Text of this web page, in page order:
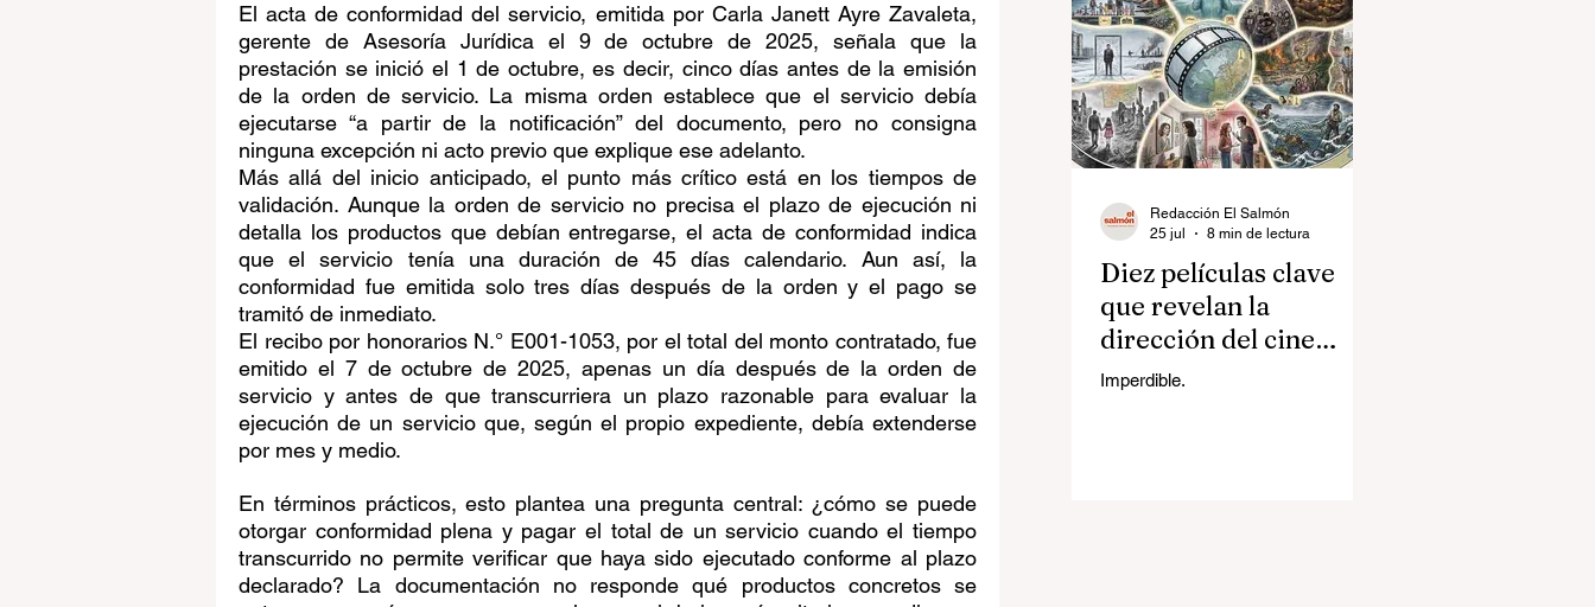
El acta de conformidad del servicio, emitida por Carla Janett Ayre Zavaleta,
gerente de Asesoría Jurídica el 9 de octubre de 2025, señala que la
prestación se inició el 1 de octubre, es decir, cinco días antes de la emisión
de la orden de servicio. La misma orden establece que el servicio debía
ejecutarse “a partir de la notificación” del documento, pero no consigna
ninguna excepción ni acto previo que explique ese adelanto.
Más allá del inicio anticipado, el punto más crítico está en los tiempos de
validación. Aunque la orden de servicio no precisa el plazo de ejecución ni
detalla los productos que debían entregarse, el acta de conformidad indica
que el servicio tenía una duración de 45 días calendario. Aun así, la
conformidad fue emitida solo tres días después de la orden y el pago se
tramitó de inmediato.
El recibo por honorarios N.° E001-1053, por el total del monto contratado, fue
emitido el 7 de octubre de 2025, apenas un día después de la orden de
servicio y antes de que transcurriera un plazo razonable para evaluar la
ejecución de un servicio que, según el propio expediente, debía extenderse
por mes y medio.
En términos prácticos, esto plantea una pregunta central: ¿cómo se puede
otorgar conformidad plena y pagar el total de un servicio cuando el tiempo
transcurrido no permite verificar que haya sido ejecutado conforme al plazo
declarado? La documentación no responde qué productos concretos se
Diez películas clave
que revelan la
dirección del cine
contemporáneo
Imperdible.
Redacción El Salmón
25 jul
8 min de lectura